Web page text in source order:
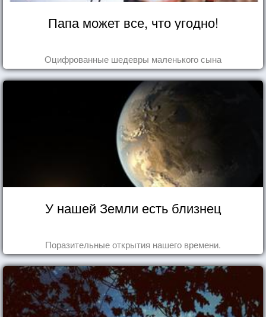
Папа может все, что угодно!
Оцифрованные шедевры маленького сына
У нашей Земли есть близнец
Поразительные открытия нашего времени.